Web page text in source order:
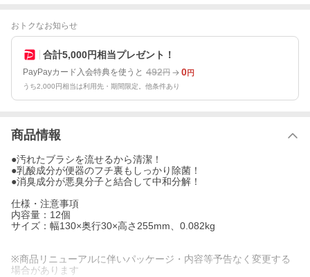
おトクなお知らせ
合計5,000円相当プレゼント！
PayPayカード入会特典を使うと 492円 0円
うち2,000円相当は利用先・期間限定。他条件あり
商品情報
●汚れたブラシを流せるから清潔！
●乳酸成分が便器のフチ裏もしっかり除菌！
●消臭成分が悪臭分子と結合して中和分解！
仕様・注意事項
内容量：12個
サイズ：幅130×奥行30×高さ255mm、0.082kg
※商品リニューアルに伴いパッケージ・内容等予告なく変更する
場合があります